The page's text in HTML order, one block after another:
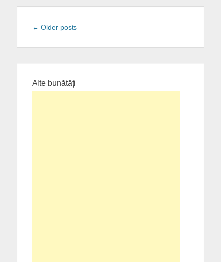
Post
← Older posts
Alte bunătăţi